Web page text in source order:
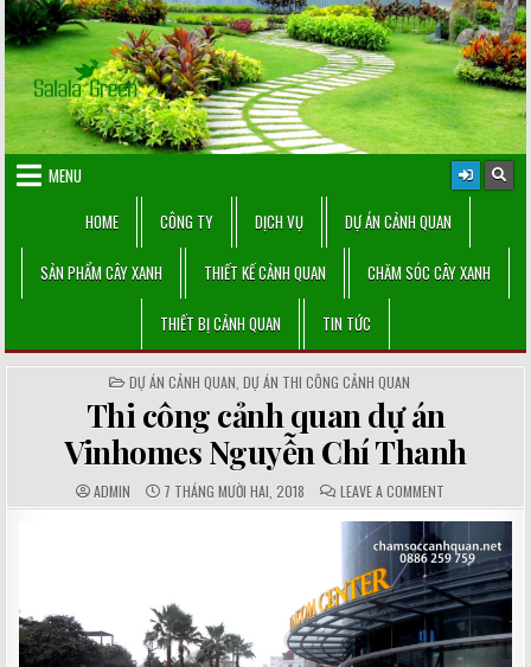
Skip
to
content
MENU
HOME
CÔNG TY DỊCH VỤ DỰ ÁN CẢNH QUAN
SẢN PHẨM CÂY XANH THIẾT KẾ CẢNH QUAN CHĂM SÓC CÂY XANH
THIẾT BỊ CẢNH QUAN TIN TỨC
POSTED
IN
DỰ ÁN CẢNH QUAN DỰ ÁN THI CÔNG CẢNH QUAN
Thi công cảnh quan dự án
Vinhomes Nguyễn Chí Thanh
AUTHOR:
ADMIN PUBLISHED
DATE:
7 THÁNG MƯỜI HAI, 2018 COMMENTS:
LEAVE A COMMENTON
THI
CÔNG
CẢNH
QUAN
DỰ
ÁN
VINHOMES
NGUYỄN
CHÍ
THANH